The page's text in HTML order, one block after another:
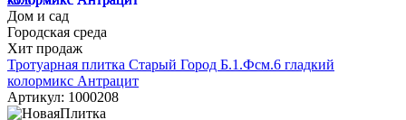
Дом и сад
Городская среда
Хит продаж
Тротуарная плитка Старый Город Б.1.Фсм.6 гладкий
колормикс Антрацит
Артикул: 1000208